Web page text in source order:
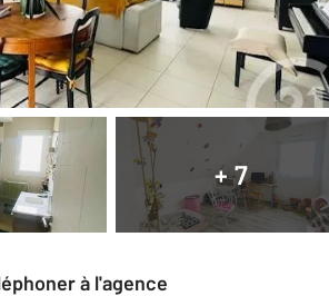
+ 7
à l'agence